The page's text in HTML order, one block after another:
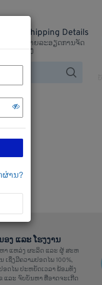
Shipping Details
ລາຍລະອຽດການຈັດ
ສົ່ງ
ງ ແລະ ໂຮງງານ
າ ແຫລ່ງ ຜະລິດ ແລະ ຜູ້ ສະຫ
ເຊິ່ງມີຄວາມປອດໄພ 100%,
ອດໄພ ປະຫຍັດເວລາ ພ້ອມທັງ
ແລະ ຈົບບັນຫາ ທີ່ອາດຈະເກີດ
ານ?